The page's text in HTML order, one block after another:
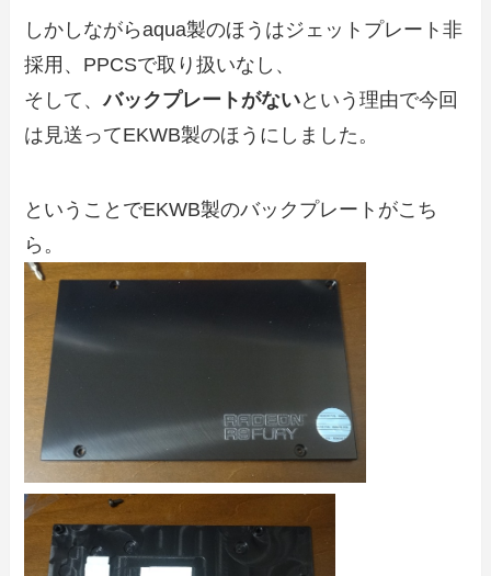
しかしながらaqua製のほうはジェットプレート非
採用、PPCSで取り扱いなし、
そして、バックプレートがないという理由で今回
は見送ってEKWB製のほうにしました。
ということでEKWB製のバックプレートがこち
ら。